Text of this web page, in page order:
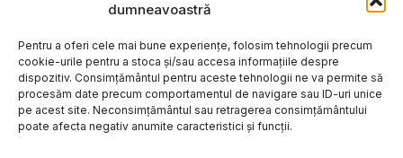
dumneavoastră
Pentru a oferi cele mai bune experiențe, folosim tehnologii precum
cookie-urile pentru a stoca și/sau accesa informațiile despre
dispozitiv. Consimțământul pentru aceste tehnologii ne va permite să
procesăm date precum comportamentul de navigare sau ID-uri unice
pe acest site. Neconsimțământul sau retragerea consimțământului
poate afecta negativ anumite caracteristici și funcții.